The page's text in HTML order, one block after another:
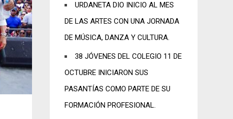
URDANETA DIO INICIO AL MES
DE LAS ARTES CON UNA JORNADA
DE MÚSICA, DANZA Y CULTURA.
38 JÓVENES DEL COLEGIO 11 DE
OCTUBRE INICIARON SUS
PASANTÍAS COMO PARTE DE SU
FORMACIÓN PROFESIONAL.